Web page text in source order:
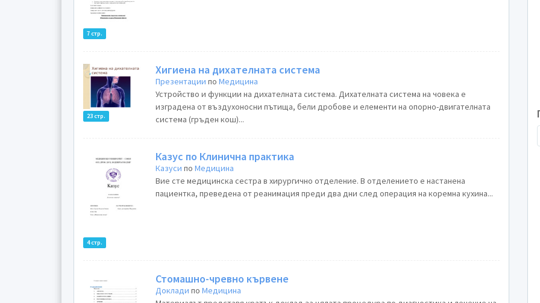
7 стр.
23 стр.
Хигиена на дихателната система
Презентации поМедицина
Устройство и функции на дихателната система. Дихателната система на човека е
изградена от въздухоносни пътища, бели дробове и елементи на опорно-двигателната
система (гръден кош)...
4 стр.
Казус по Клинична практика
Казуси поМедицина
Вие сте медицинска сестра в хирургично отделение. В отделението е настанена
пациентка, преведена от реанимация преди два дни след операция на коремна кухина...
Стомашно-чревно кървене
Доклади поМедицина